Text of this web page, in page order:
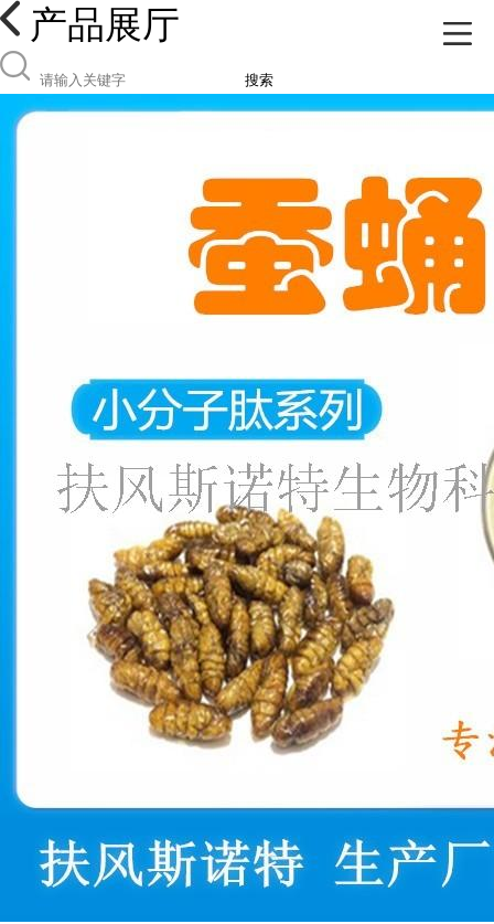
产品展厅
搜索